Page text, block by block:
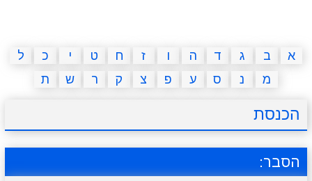
איש תלוי מדריכים פוקימון גו מצא הבדלים
יצירה משחקי בנות אשליות חדשות
א ב ג ד ה ו ז ח ט י כ
ל
מ
נ ס ע פ צ ק ר ש ת
הכנסת
הסבר: